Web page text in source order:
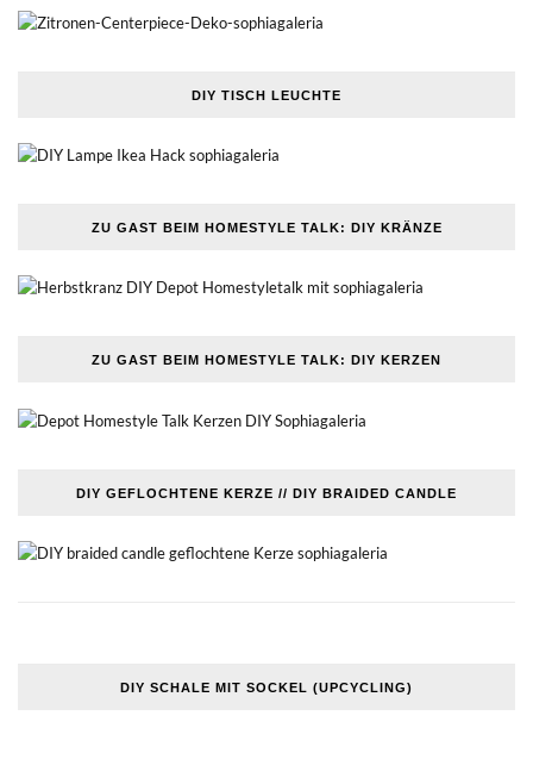
DIY TISCH LEUCHTE
ZU GAST BEIM HOMESTYLE TALK: DIY KRÄNZE
ZU GAST BEIM HOMESTYLE TALK: DIY KERZEN
DIY GEFLOCHTENE KERZE // DIY BRAIDED CANDLE
DIY SCHALE MIT SOCKEL (UPCYCLING)